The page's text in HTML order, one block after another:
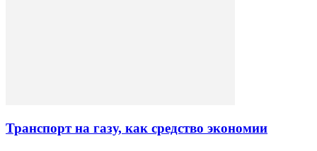
Транспорт на газу, как средство экономии